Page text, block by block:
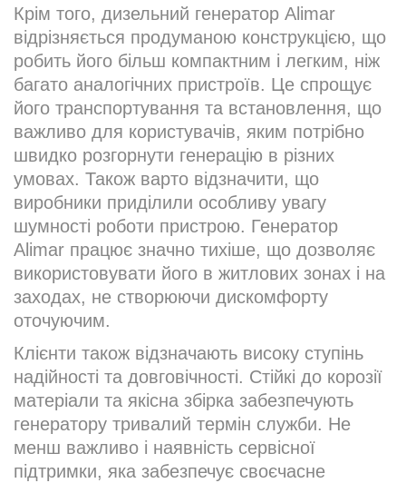
Крім того, дизельний генератор Alimar
відрізняється продуманою конструкцією, що
робить його більш компактним і легким, ніж
багато аналогічних пристроїв. Це спрощує
його транспортування та встановлення, що
важливо для користувачів, яким потрібно
швидко розгорнути генерацію в різних
умовах. Також варто відзначити, що
виробники приділили особливу увагу
шумності роботи пристрою. Генератор
Alimar працює значно тихіше, що дозволяє
використовувати його в житлових зонах і на
заходах, не створюючи дискомфорту
оточуючим.
Клієнти також відзначають високу ступінь
надійності та довговічності. Стійкі до корозії
матеріали та якісна збірка забезпечують
генератору тривалий термін служби. Не
менш важливо і наявність сервісної
підтримки, яка забезпечує своєчасне